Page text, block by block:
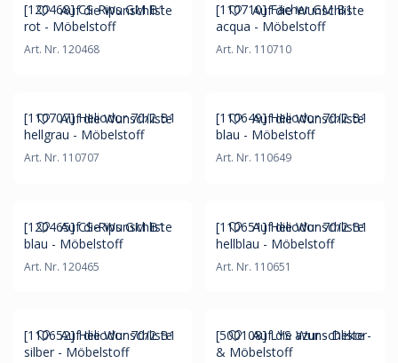
[120468] CS-Rips GM B1
rot - Möbelstoff
Art. Nr. 120468
Auf die Wunschliste
[110710] Fächer GM B1
acqua - Möbelstoff
Art. Nr. 110710
Auf die Wunschliste
[110707] Heliodor 70/2 B1
hellgrau - Möbelstoff
Art. Nr. 110707
Auf die Wunschliste
[110649] Heliodor 70/2 B1
blau - Möbelstoff
Art. Nr. 110649
Auf die Wunschliste
[120465] CS-Rips GM B1
blau - Möbelstoff
Art. Nr. 120465
Auf die Wunschliste
[110651] Heliodor 70/2 B1
hellblau - Möbelstoff
Art. Nr. 110651
Auf die Wunschliste
[110652] Heliodor 70/2 B1
silber - Möbelstoff
Auf die Wunschliste
[500108] LYS azur - Dekor-
& Möbelstoff
Auf die Wunschliste